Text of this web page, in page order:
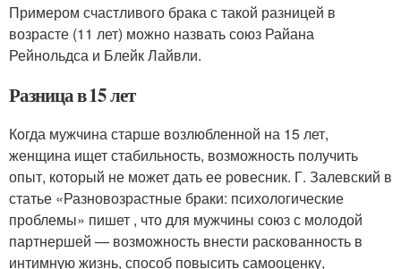
Примером счастливого брака с такой разницей в
возрасте (11 лет) можно назвать союз Райана
Рейнольдса и Блейк Лайвли.
Разница в 15 лет
Когда мужчина старше возлюбленной на 15 лет,
женщина ищет стабильность, возможность получить
опыт, который не может дать ее ровесник. Г. Залевский в
статье «Разновозрастные браки: психологические
проблемы» пишет , что для мужчины союз с молодой
партнершей — возможность внести раскованность в
интимную жизнь, способ повысить самооценку,